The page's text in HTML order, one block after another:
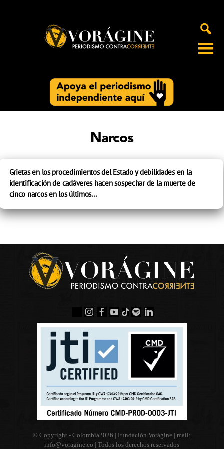
Narcos
Grietas en los procedimientos del Estado y debilidades en la
identificación de cadáveres hacen sospechar de la muerte de
cinco narcos en los últimos...
© Copyright - Colombia2026 | Fundación Vorágine | mail:
info@voragine.co | Todos los derechos reservados